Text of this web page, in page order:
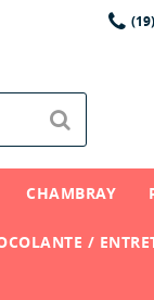
(19)
CHAMBRAY
/